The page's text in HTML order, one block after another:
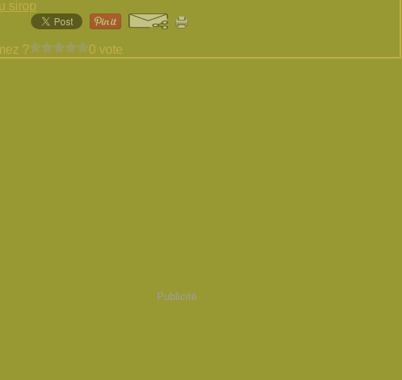
sirop
? 0 vote
Publicité